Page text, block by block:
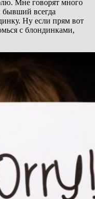
Мне говорят много
всегда
Ну если прям вот
с блондинками,